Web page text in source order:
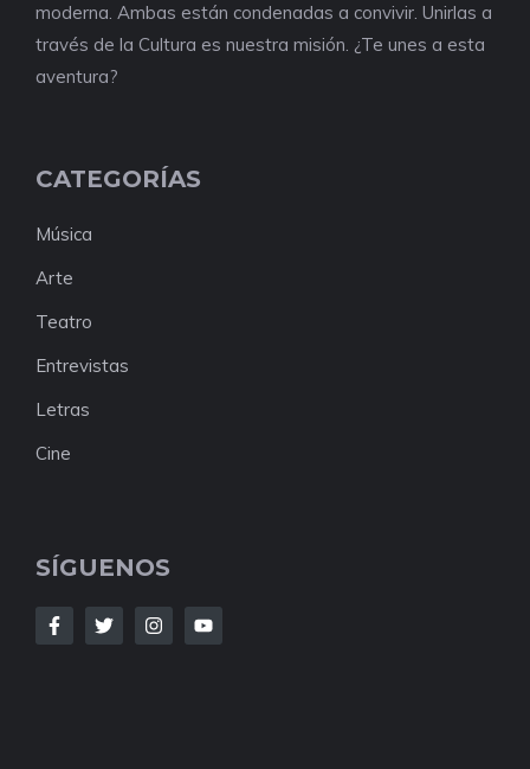
moderna. Ambas están condenadas a convivir. Unirlas a
través de la Cultura es nuestra misión. ¿Te unes a esta
aventura?
CATEGORÍAS
Música
Arte
Teatro
Entrevistas
Letras
Cine
SÍGUENOS